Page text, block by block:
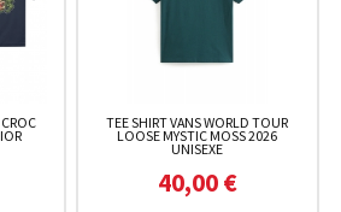
TEE SHIRT VANS WORLD TOUR
LOOSE MYSTIC MOSS 2026
UNISEXE
40,00 €